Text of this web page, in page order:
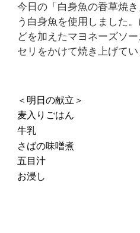
今日の「白身魚の香草焼
う白身魚を使用しました
どを加えたマヨネーズソ
セリをかけて焼き上げてい
＜明日の献立＞
麦入りごはん
牛乳
さばの味噌煮
五目汁
お浸し